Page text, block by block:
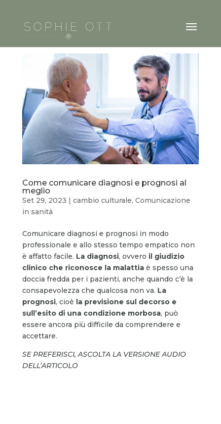
Come comunicare diagnosi e prognosi al
meglio
Set 29, 2023 | cambio culturale, Comunicazione
in sanità
Comunicare diagnosi e prognosi in modo
professionale e allo stesso tempo empatico non
è affatto facile. La diagnosi, ovvero il giudizio
clinico che riconosce la malattiaè spesso una
doccia fredda per i pazienti, anche quando c’è la
consapevolezza che qualcosa non va. La
prognosi, cioè la previsione sul decorso e
sull’esito di una condizione morbosa, può
essere ancora più difficile da comprendere e
accettare.
SE PREFERISCI, ASCOLTA LA VERSIONE AUDIO
DELL’ARTICOLO